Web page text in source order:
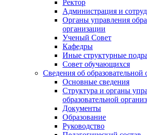
Ректор
Администрация и
Органы управления
организации
Ученый Совет
Кафедры
Иные структурные
Совет обучающихся
Сведения об образовательной
Основные сведения
Структура и органы
образовательной
Документы
Образование
Руководство